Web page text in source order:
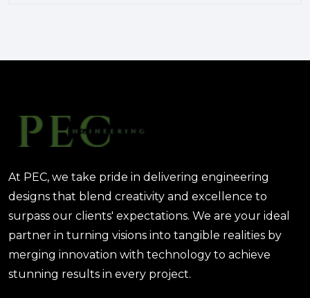
والتكاليف؟
At PEC, we take pride in delivering engineering
designs that blend creativity and excellence to
surpass our clients' expectations. We are your ideal
partner in turning visions into tangible realities by
merging innovation with technology to achieve
stunning results in every project.